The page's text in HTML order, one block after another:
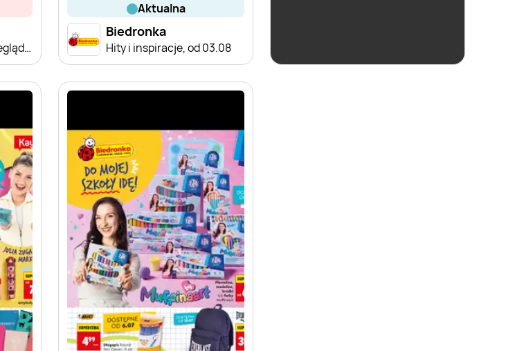
Produkty WEGE - przegląd cen
aktualna
Biedronka
Hity i inspiracje, od 03.08